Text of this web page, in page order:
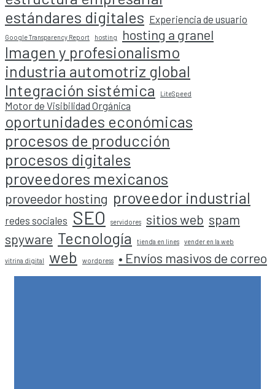
estándares digitales Experiencia de usuario
Google Transparency Report hosting hosting a granel
Imagen y profesionalismo
industria automotriz global
Integración sistémica
LiteSpeed
Motor de Visibilidad Orgánica
oportunidades económicas
procesos de producción
procesos digitales
proveedores mexicanos
proveedor hosting proveedor industrial
redes sociales SEO servidores sitios web spam
spyware Tecnología tienda en lines vender en la web
vitrina digital web wordpress • Envíos masivos de correo